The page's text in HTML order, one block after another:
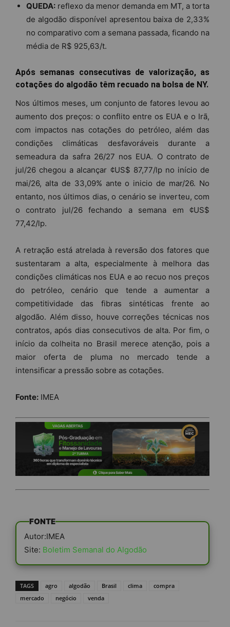
QUEDA: reflexo da menor demanda em MT, a torta
de algodão disponível apresentou baixa de 2,33%
no comparativo com a semana passada, ficando na
média de R$ 925,63/t.
Após semanas consecutivas de valorização, as
cotações do algodão têm recuado na bolsa de NY.
Nos últimos meses, um conjunto de fatores levou ao
aumento dos preços: o conflito entre os EUA e o Irã,
com impactos nas cotações do petróleo, além das
condições climáticas desfavoráveis durante a
semeadura da safra 26/27 nos EUA. O contrato de
jul/26 chegou a alcançar ¢US$ 87,77/lp no início de
mai/26, alta de 33,09% ante o inicio de mar/26. No
entanto, nos últimos dias, o cenário se inverteu, com
o contrato jul/26 fechando a semana em ¢US$
77,42/lp.
A retração está atrelada à reversão dos fatores que
sustentaram a alta, especialmente à melhora das
condições climáticas nos EUA e ao recuo nos preços
do petróleo, cenário que tende a aumentar a
competitividade das fibras sintéticas frente ao
algodão. Além disso, houve correções técnicas nos
contratos, após dias consecutivos de alta. Por fim, o
início da colheita no Brasil merece atenção, pois a
maior oferta de pluma no mercado tende a
intensificar a pressão sobre as cotações.
Fonte: IMEA
FONTE
Autor:IMEA
Site: Boletim Semanal do Algodão
TAGS agro algodão Brasil clima
compra
mercado
negócio venda